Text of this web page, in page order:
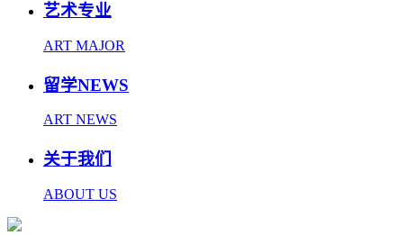
艺术专业
ART MAJOR
留学NEWS
ART NEWS
关于我们
ABOUT US